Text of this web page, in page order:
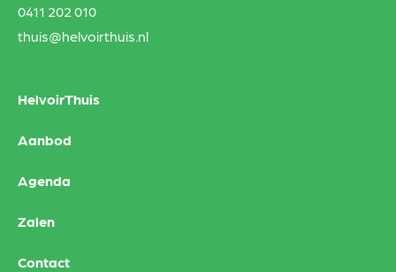
0411 202 010
thuis@helvoirthuis.nl
HelvoirThuis
Aanbod
Agenda
Zalen
Contact